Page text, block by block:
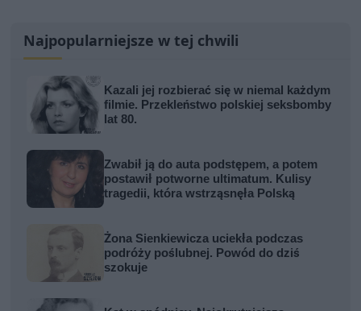
Najpopularniejsze w tej chwili
Kazali jej rozbierać się w niemal każdym
filmie. Przekleństwo polskiej seksbomby
lat 80.
Zwabił ją do auta podstępem, a potem
postawił potworne ultimatum. Kulisy
tragedii, która wstrząsnęła Polską
Żona Sienkiewicza uciekła podczas
podróży poślubnej. Powód do dziś
szokuje